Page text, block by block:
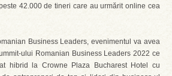
42.000 de tineri care au urmărit online cea
Business Leaders, evenimentul va avea
ului Romanian Business Leaders 2022 ce
hibrid la Crowne Plaza Bucharest Hotel cu